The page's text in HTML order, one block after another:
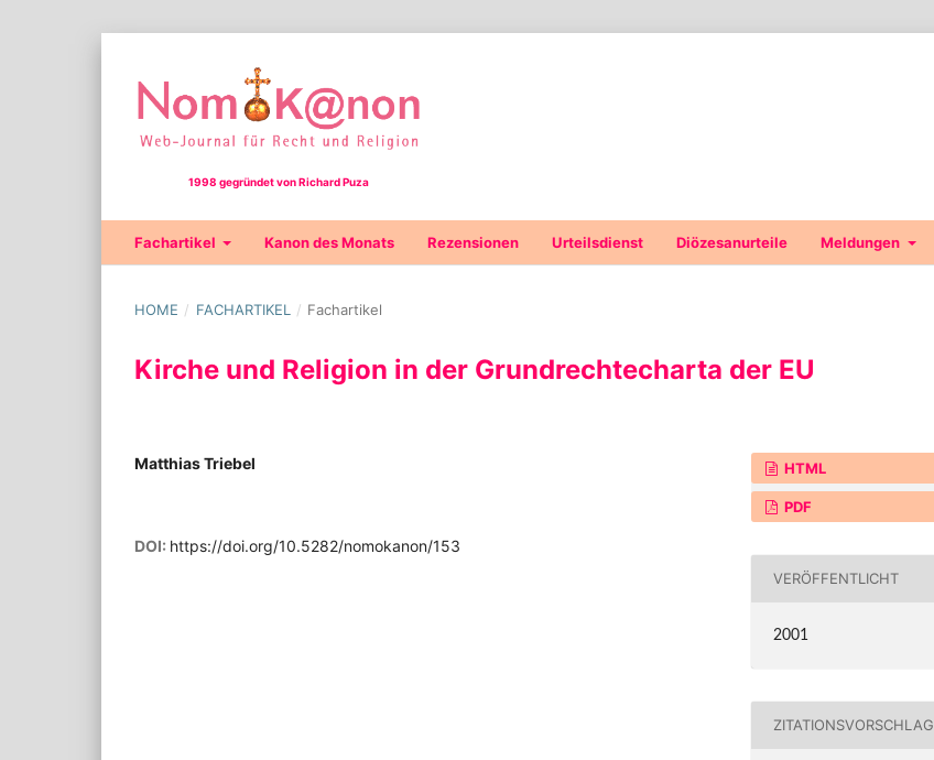
1998 gegründet von Richard Puza
Fachartikel Kanon des Monats Rezensionen Urteilsdienst Diözesanurteile Meldungen
HOME / FACHARTIKEL / Fachartikel
Kirche und Religion in der Grundrechtecharta der EU
Matthias Triebel
DOI: https://doi.org/10.5282/nomokanon/153
HTML
PDF
VERÖFFENTLICHT
2001
ZITATIONSVORSCHLAG